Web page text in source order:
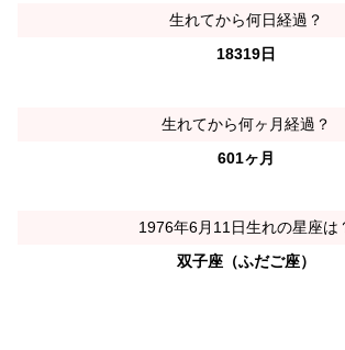
生れてから何日経過？
18319日
生れてから何ヶ月経過？
601ヶ月
1976年6月11日生れの星座は
双子座（ふだご座）